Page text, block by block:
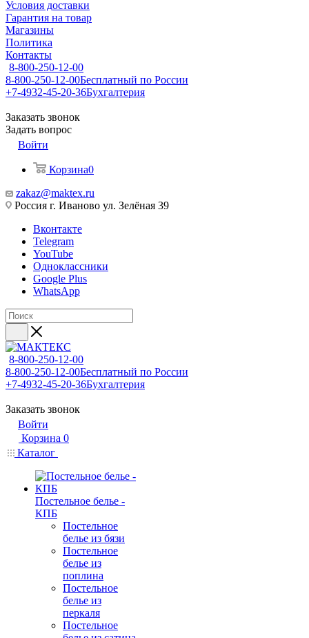
Условия доставки
Гарантия на товар
Магазины
Политика
Контакты
8-800-250-12-00
8-800-250-12-00Бесплатный по России
+7-4932-45-20-36Бухгалтерия
Заказать звонок
Задать вопрос
Войти
Корзина0
zakaz@maktex.ru
Россия г. Иваново ул. Зелёная 39
Вконтакте
Telegram
YouTube
Одноклассники
Google Plus
WhatsApp
8-800-250-12-00
8-800-250-12-00Бесплатный по России
+7-4932-45-20-36Бухгалтерия
Заказать звонок
Войти
Корзина 0
Каталог
Постельное белье -
КПБ
Постельное
белье из бязи
Постельное
белье из
поплина
Постельное
белье из
перкаля
Постельное